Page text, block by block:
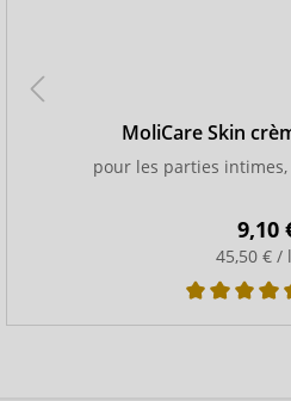
MoliCare Skin
pour les parties intimes,
9,10
45,50 € /